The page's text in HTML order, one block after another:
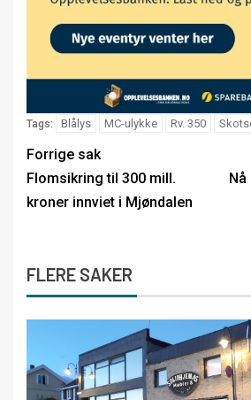
Tags: Blålys MC-ulykke Rv. 350
Forrige sak
Flomsikring til 300 mill.
kroner innviet i Mjøndalen
FLERE SAKER